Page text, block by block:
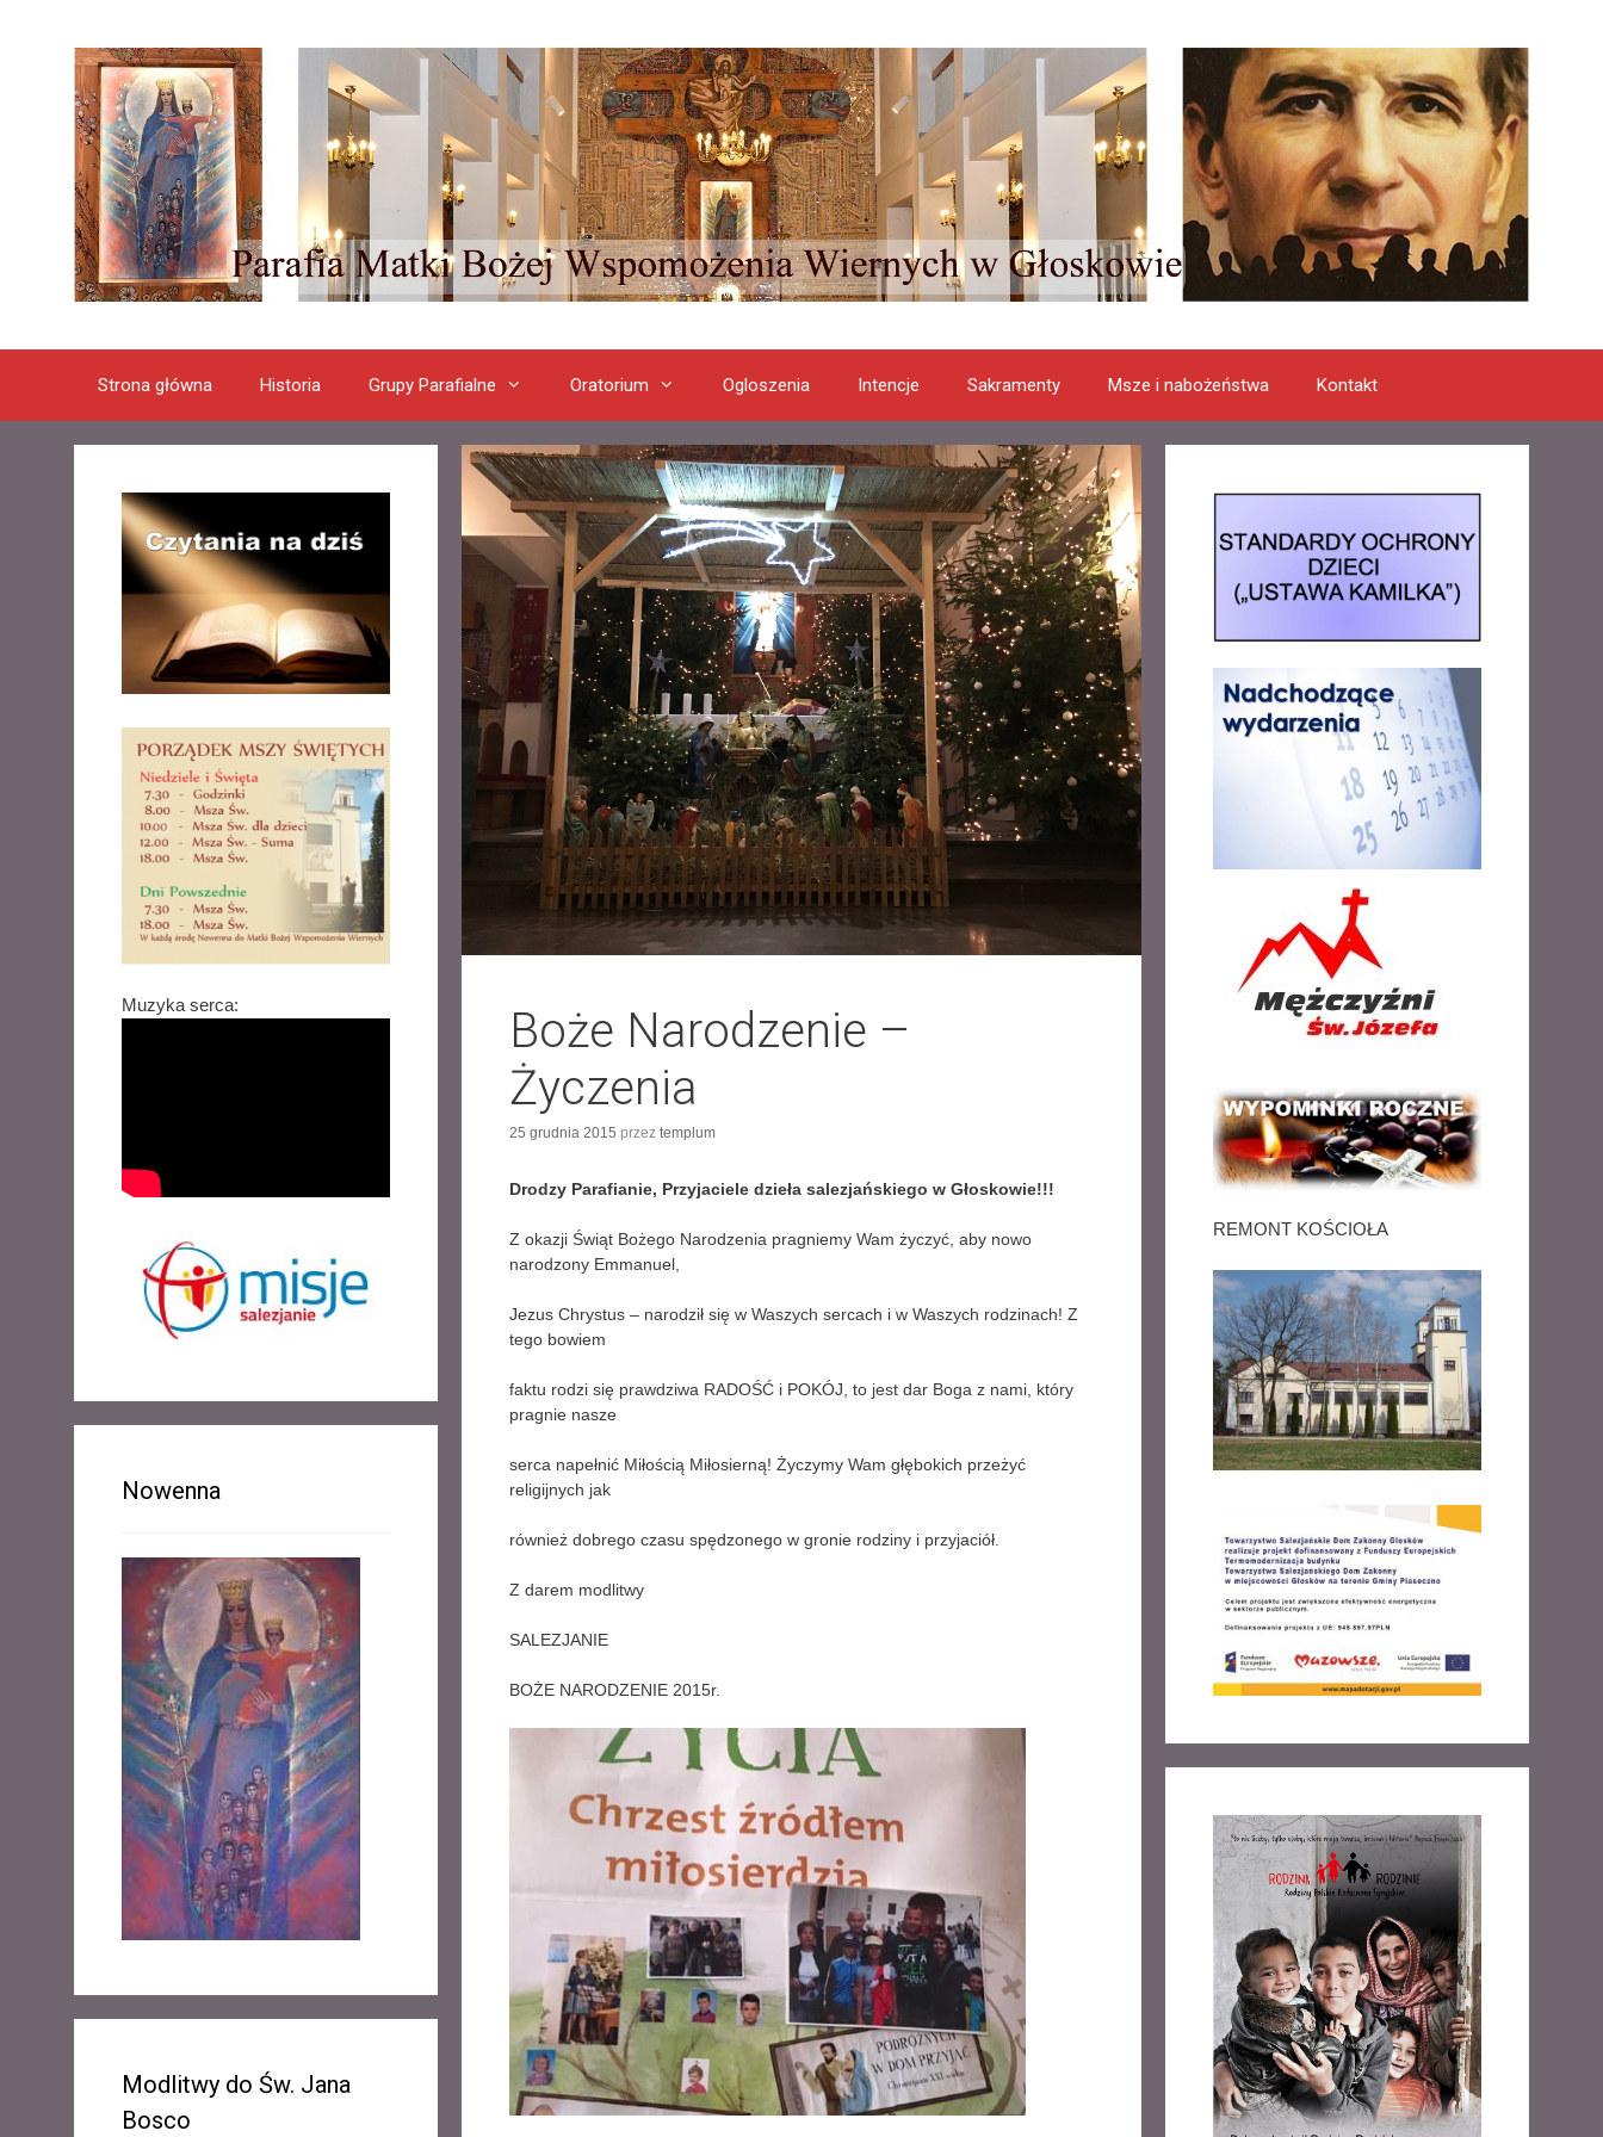
Strona główna Historia Grupy Parafialne Oratorium Ogloszenia Intencje Sakramenty Msze i nabożeństwa Kontakt
Boże Narodzenie –
Życzenia
25 grudnia 2015 przez templum
Drodzy Parafianie, Przyjaciele dzieła salezjańskiego w Głoskowie!!!
Z okazji Świąt Bożego Narodzenia pragniemy Wam życzyć, aby nowo
narodzony Emmanuel,
Jezus Chrystus – narodził się w Waszych sercach i w Waszych rodzinach! Z
tego bowiem
faktu rodzi się prawdziwa RADOŚĆ i POKÓJ, to jest dar Boga z nami, który
pragnie nasze
serca napełnić Miłością Miłosierną! Życzymy Wam głębokich przeżyć
religijnych jak
również dobrego czasu spędzonego w gronie rodziny i przyjaciół.
Z darem modlitwy
SALEZJANIE
BOŻE NARODZENIE 2015r.
Muzyka serca:
Nowenna
Modlitwy do Św. Jana
Bosco
REMONT KOŚCIOŁA